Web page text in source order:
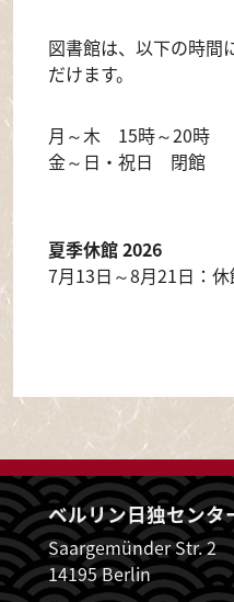
図書館は、以下の時間
だけます。
月～木 15時～20時
金～日・祝日 閉館
夏季休館 2026
7月13日～8月21日：
ベルリン日独センタ
Saargemünder Str. 2
14195 Berlin